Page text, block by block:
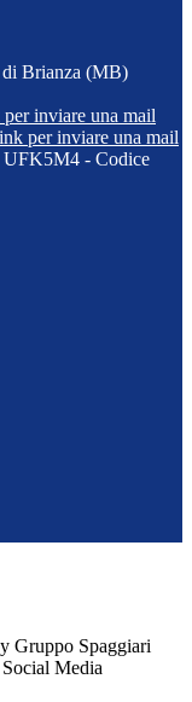
di Brianza (MB)
inviare una mail
per inviare una mail
UFK5M4 - Codice
Gruppo Spaggiari
Media